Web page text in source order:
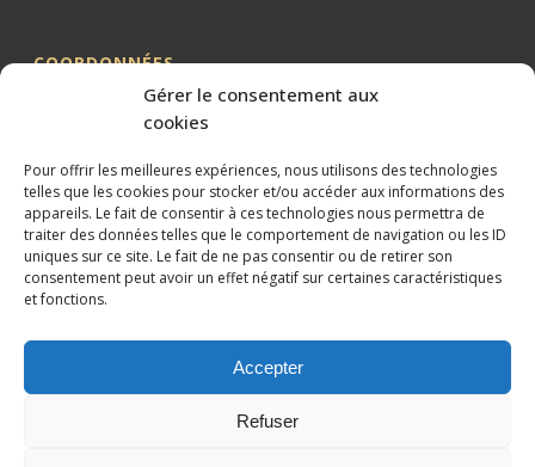
Gérer le consentement aux
cookies
Pour offrir les meilleures expériences, nous utilisons des technologies
telles que les cookies pour stocker et/ou accéder aux informations des
appareils. Le fait de consentir à ces technologies nous permettra de
traiter des données telles que le comportement de navigation ou les ID
uniques sur ce site. Le fait de ne pas consentir ou de retirer son
consentement peut avoir un effet négatif sur certaines caractéristiques
et fonctions.
Accepter
Refuser
COORDONNÉES
Me BILLION-PORTE
1 Avenue de la Gaillarde
34000 MONTPELLIER
04 99 62 19 01
09 82 63 51 79